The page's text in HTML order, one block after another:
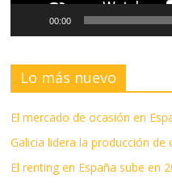
00:00
Lo más nuevo
El mercado de ocasión en
Galicia lidera la producción de
El renting en España sube en